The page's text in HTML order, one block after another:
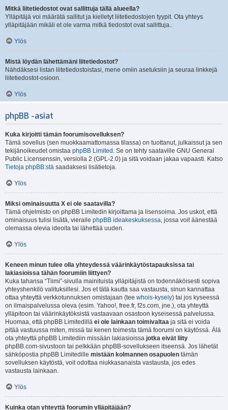
Mitkä liitetiedostot ovat sallittuja tällä alueella?
Ylläpitäjä voi määrätä sallitut ja kielletyt liitetiedostojen tyypit. Ota yhteys
ylläpitäjään mikäli et ole varma mitkä tiedostot ovat sallittuja..
Ylös
Mistä löydän lähettämäni liitetiedostot?
Nähdäksesi listan liitetiedostoistasi, mene omiin asetuksiin ja seuraa linkkejä
liitetiedostot-osioon.
Ylös
phpBB -asiat
Kuka kirjoitti tämän foorumisovelluksen?
Tämä sovellus (sen muokkaamattomassa tilassa) on tuottanut, julkaissut ja sen
tekijänoikeudet omistaa phpBB Limited . Se on tehty saataville GNU General
Public Licensenssin, versiolla 2 (GPL-2.0) ja sitä voidaan jakaa vapaasti. Katso
Tietoja phpBB:stä saadaksesi lisätietoja.
Ylös
Miksi ominaisuutta X ei ole saatavilla?
Tämä ohjelmisto on phpBB Limitedin kirjoittama ja lisensoima. Jos uskot, että
ominaisuus tulisi lisätä, vieraile phpBB ideakeskuksessa, jossa voit äänestää
olemassa olevia ideoita tai lähettää uuden.
Ylös
Keneen minun tulee olla yhteydessä väärinkäytöstapauksissa tai
lakiasioissa tähän foorumiin liittyen?
Kuka tahansa “Tiimi”-sivulla mainituista ylläpitäjistä on todennäköisesti sopiva
yhteyshenkilö valituksillesi. Jos et tätä kautta saa vastausta, sinun kannattaa
ottaa yhteyttä verkkotunnuksen omistajaan (tee whois-kysely) tai jos kyseessä
on ilmaispalvelussa oleva (esim. Yahoo!, free.fr, f2s.com, jne.), ota yhteyttä
ylläpitoon tai väärinkäytöksistä vastaavaan osastoon kyseisessä palvelussa.
Huomaa, että phpBB Limitedillä ei ole lainkaan toimivaltaa ja sitä ei voida
pitää vastuussa miten, missä tai kenen toimesta tämä foorumi on käytössä. Älä
ota yhteyttä phpBB Limitediin missään lakiasioissa jotka eivät liity
phpBB.com-sivustoon tai pelkkään phpBB-sovellukseen itseensä. Jos lähetät
sähköpostia phpBB Limitedille mistään kolmannen osapuolen tämän
sovelluksen käytöstä, voit odottaa niukkasanaista vastausta, jos edes
vastausta lainkaan.
Ylös
Kuinka otan yhteyttä foorumin ylläpitäjään?